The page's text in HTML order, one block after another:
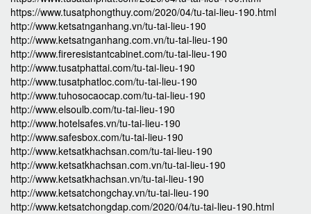
https://www.tusatphongthuy.com/2020/04/tu-tai-lieu-190.html
http://www.ketsatnganhang.vn/tu-tai-lieu-190
http://www.ketsatnganhang.com.vn/tu-tai-lieu-190
http://www.fireresistantcabinet.com/tu-tai-lieu-190
http://www.tusatphattai.com/tu-tai-lieu-190
http://www.tusatphatloc.com/tu-tai-lieu-190
http://www.tuhosocaocap.com/tu-tai-lieu-190
http://www.elsoulb.com/tu-tai-lieu-190
http://www.hotelsafes.vn/tu-tai-lieu-190
http://www.safesbox.com/tu-tai-lieu-190
http://www.ketsatkhachsan.com/tu-tai-lieu-190
http://www.ketsatkhachsan.com.vn/tu-tai-lieu-190
http://www.ketsatkhachsan.vn/tu-tai-lieu-190
http://www.ketsatchongchay.vn/tu-tai-lieu-190
http://www.ketsatchongdap.com/2020/04/tu-tai-lieu-190.html